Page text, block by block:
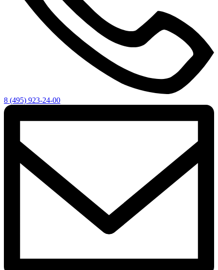
8 (495) 923-24-00